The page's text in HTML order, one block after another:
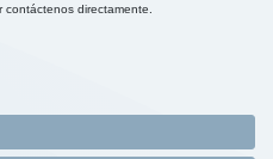
directamente.